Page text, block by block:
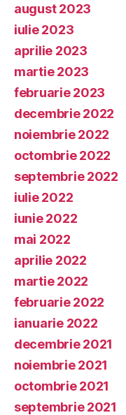
august 2023
iulie 2023
aprilie 2023
martie 2023
februarie 2023
decembrie 2022
noiembrie 2022
octombrie 2022
septembrie 2022
iulie 2022
iunie 2022
mai 2022
aprilie 2022
martie 2022
februarie 2022
ianuarie 2022
decembrie 2021
noiembrie 2021
octombrie 2021
septembrie 2021